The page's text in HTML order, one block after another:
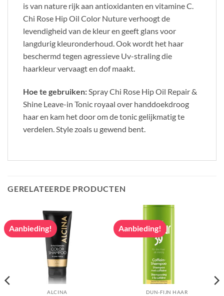
is van nature rijk aan antioxidanten en vitamine C.
Chi Rose Hip Oil Color Nuture verhoogt de
levendigheid van de kleur en geeft glans voor
langdurig kleuronderhoud. Ook wordt het haar
beschermd tegen agressieve Uv-straling die
haarkleur vervaagt en dof maakt.
Hoe te gebruiken: Spray Chi Rose Hip Oil Repair &
Shine Leave-in Tonic royaal over handdoekdroog
haar en kam het door om de tonic gelijkmatig te
verdelen. Style zoals u gewend bent.
GERELATEERDE PRODUCTEN
Aanbieding!
ALCINA
Aanbieding!
DUN-FIJN HAAR